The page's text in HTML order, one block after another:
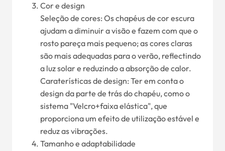
Cor e design
Seleção de cores: Os chapéus de cor escura
ajudam a diminuir a visão e fazem com que o
rosto pareça mais pequeno; as cores claras
são mais adequadas para o verão, reflectindo
a luz solar e reduzindo a absorção de calor.
Caraterísticas de design: Ter em conta o
design da parte de trás do chapéu, como o
sistema "Velcro+faixa elástica", que
proporciona um efeito de utilização estável e
reduz as vibrações.
Tamanho e adaptabilidade